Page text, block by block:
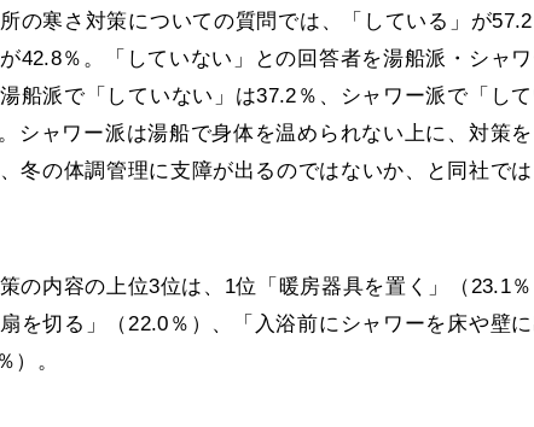
の寒さ対策についての質問では、「している」が57.2
が42.8％。「していない」との回答者を湯船派・シャ
船派で「していない」は37.2％、シャワー派で「し
シャワー派は湯船で身体を温められない上に、対策
冬の体調管理に支障が出るのではないか、と同社では
の内容の上位3位は、1位「暖房器具を置く」（23.1％
扇を切る」（22.0％）、「入浴前にシャワーを床や壁
）。